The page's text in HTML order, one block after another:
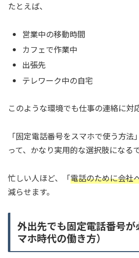
たとえば、
営業中の移動時間
カフェで作業中
出張先
テレワーク中の自宅
このような環境でも仕事の連絡に対
「固定電話番号をスマホで使う方法
って、かなり実用的な選択肢になる
忙しい人ほど、「電話のために会社
減らせます。
外出先でも固定電話番号
マホ時代の働き方）